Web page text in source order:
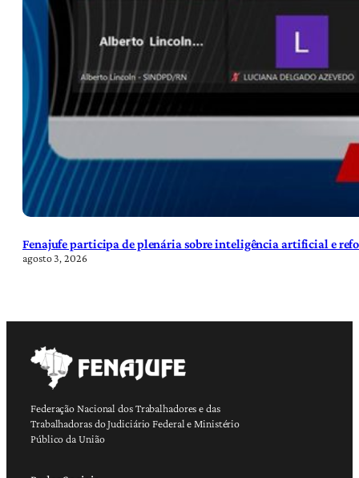
Fenajufe participa de plenária sobre inteligência artificial e
agosto 3, 2026
Federação Nacional dos Trabalhadores e das
Trabalhadoras do Judiciário Federal e Ministério
Público da União